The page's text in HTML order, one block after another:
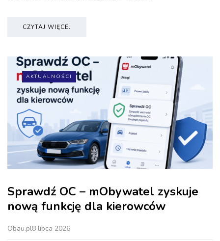
CZYTAJ WIĘCEJ
AKTUALNOŚCI
Sprawdź OC – mObywatel zyskuje
nową funkcję dla kierowców
Obau.pl8 lipca 2026